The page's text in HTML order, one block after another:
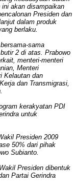
akan disampaikan
Presiden dan
dalam produk
berlaku.
sama
2 di atas. Prabowo
menteri-menteri
Menteri
Kelautan dan
dan Transmigrasi,
kerakyatan PDI
untuk
Presiden 2009
50% dari pihak
Subianto.
Presiden dibentuk
Partai Gerindra